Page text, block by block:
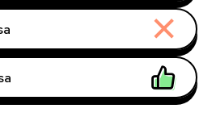
/ 77785
szilagyi.peter@eng.unide
4028 Debrecen Ótemető